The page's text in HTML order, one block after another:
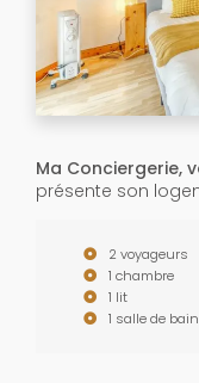
Ma Conciergerie,
présente son
2 voyageurs
1 chambre
1 lit
1 salle de bain